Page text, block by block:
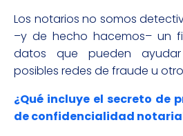
Los notarios no somos
–y de hecho hacemos– un
datos que pueden
posibles redes de fraude u
¿Qué incluye el secreto de
de confidencialidad